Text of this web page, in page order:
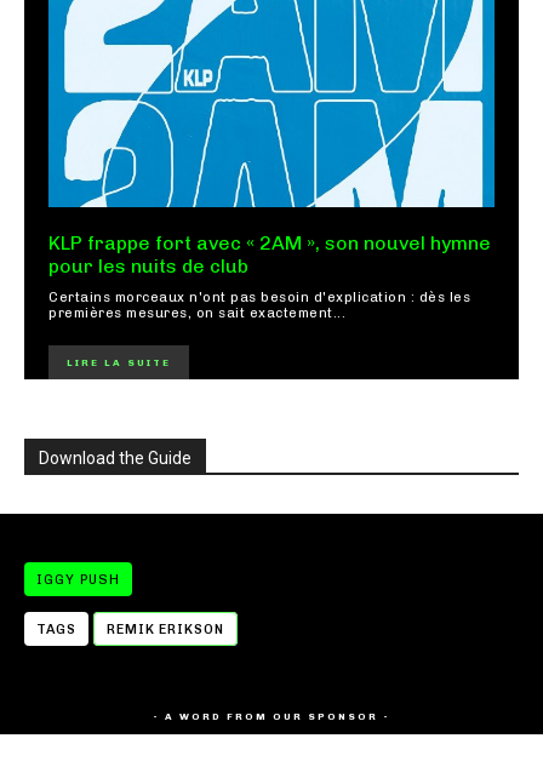
KLP frappe fort avec « 2AM », son nouvel hymne
pour les nuits de club
Certains morceaux n'ont pas besoin d'explication : dès les
premières mesures, on sait exactement...
LIRE LA SUITE
Download the Guide
IGGY PUSH
TAGS REMIK ERIKSON
- A WORD FROM OUR SPONSOR -